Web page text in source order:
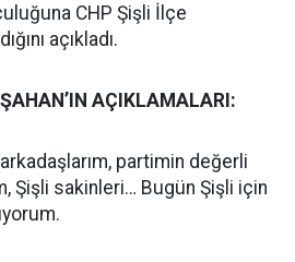
CHP Şişli İlçe
açıkladı.
AÇIKLAMALARI:
partimin değerli
Şişli sakinleri… Bugün Şişli için